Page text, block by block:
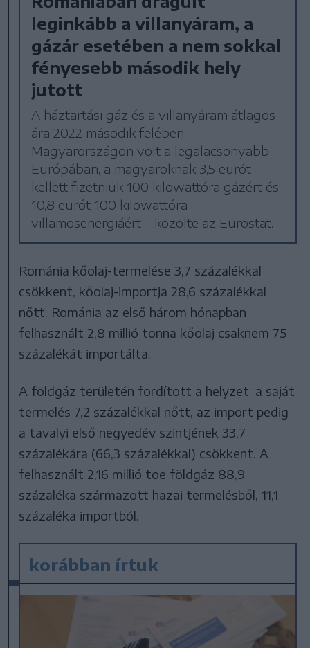
leginkább a villanyáram, a
gázár esetében a nem sokkal
fényesebb második hely
jutott
A háztartási gáz és a villanyáram átlagos
ára 2022 második felében
Magyarországon volt a legalacsonyabb
Európában, a magyaroknak 3,5 eurót
kellett fizetniük 100 kilowattóra gázért és
10,8 eurót 100 kilowattóra
villamosenergiáért – közölte az Eurostat.
Románia kőolaj-termelése 3,7 százalékkal
csökkent, kőolaj-importja 28,6 százalékkal
nőtt. Románia az első három hónapban
felhasznált 2,8 millió tonna kőolaj csaknem 75
százalékát importálta.
A földgáz területén fordított a helyzet: a saját
termelés 7,2 százalékkal nőtt, az import pedig
a tavalyi első negyedév szintjének 33,7
százalékára (66,3 százalékkal) csökkent. A
felhasznált 2,16 millió toe földgáz 88,9
százaléka származott hazai termelésből, 11,1
százaléka importból.
korábban írtuk